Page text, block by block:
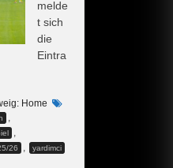
melde
t sich
die
Eintra
Home
,
,
26 , yardimci